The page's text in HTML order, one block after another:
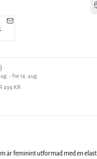
- fre 14. aug.
499 KR.
är feminint utformad med en